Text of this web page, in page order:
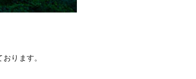
ります。